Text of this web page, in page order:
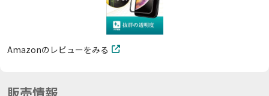
Amazonのレビューをみる
販売情報